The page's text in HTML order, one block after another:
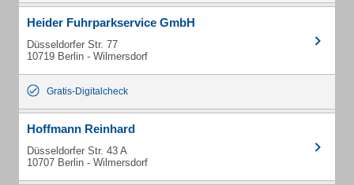
Heider Fuhrparkservice GmbH
Düsseldorfer Str. 77
10719 Berlin - Wilmersdorf
Gratis-Digitalcheck
Hoffmann Reinhard
Düsseldorfer Str. 43 A
10707 Berlin - Wilmersdorf